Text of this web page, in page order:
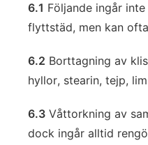
6.1 Följande ingår
flyttstäd, men kan
6.2 Borttagning av
hyllor, stearin, tejp,
6.3 Våttorkning av
dock ingår alltid